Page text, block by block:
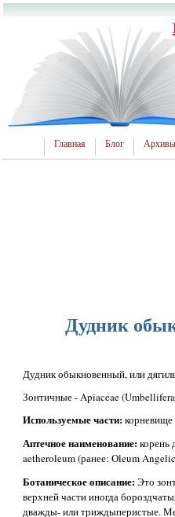
Главная Блог Архивы
Дудник
Дудник обыкновенный, или
Зонтичные - Apiaceae
Используемые части:корневище
Аптечное наименование:корень
aetheroleum (ранее: Oleum
Ботаническое описание:Это
верхней части иногда
дважды- или триждыперистые.